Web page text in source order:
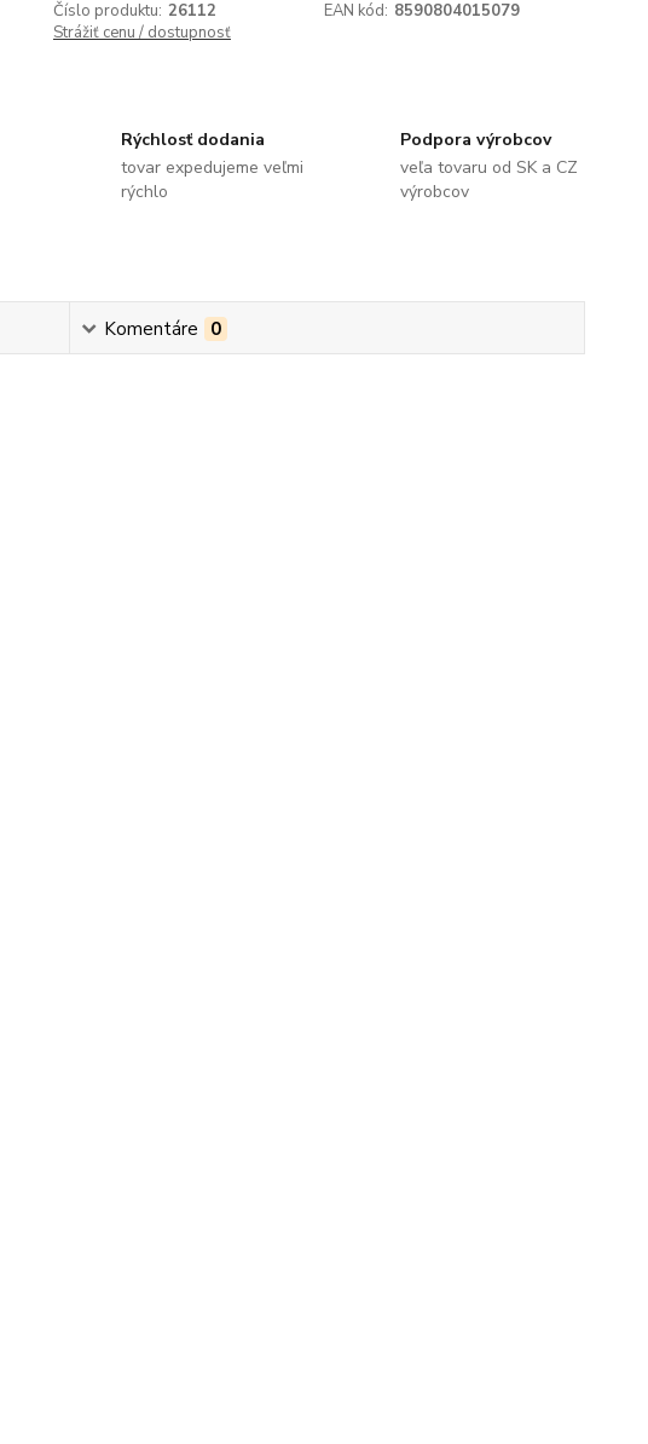
Číslo produktu: 26112 EAN kód: 8590804015079
Strážiť cenu / dostupnosť
Rýchlosť dodania
tovar expedujeme veľmi
rýchlo
Podpora výrobcov
veľa tovaru od SK a CZ
výrobcov
Komentáre 0